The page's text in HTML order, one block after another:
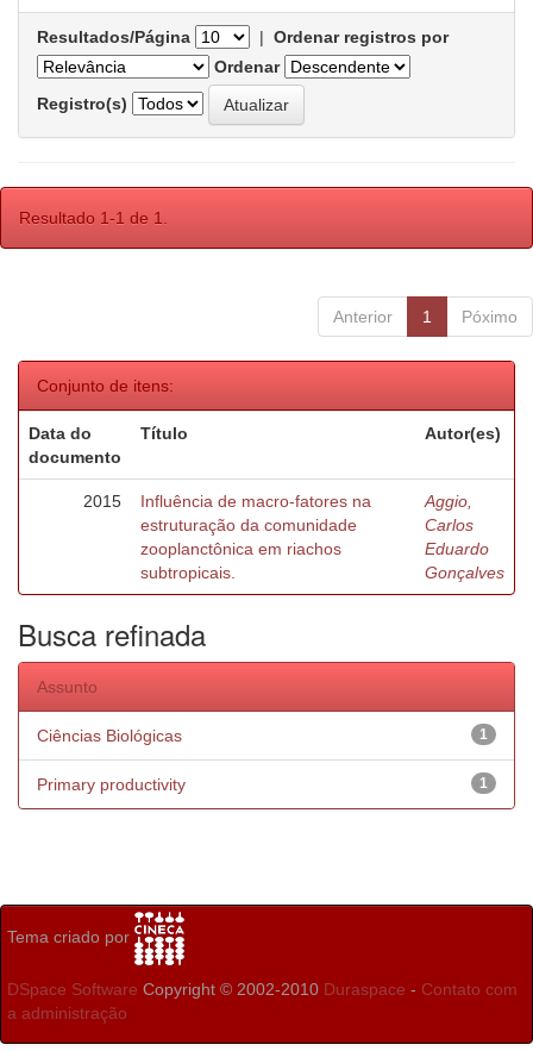
Resultados/Página | Ordenar registros por
Ordenar
Registro(s)
Resultado 1-1 de 1.
Anterior 1 Póximo
Conjunto de itens:
Data do
documento
Título Autor(es)
2015
Influência de macro-fatores na
estruturação da comunidade
zooplanctônica em riachos
subtropicais.
Aggio,
Carlos
Eduardo
Gonçalves
Busca refinada
Assunto
1
Ciências Biológicas
1
Primary productivity
Tema criado por
DSpace Software Copyright © 2002-2010 Duraspace - Contato com
a administração